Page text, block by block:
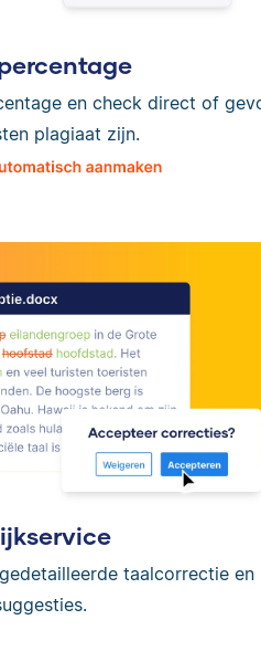
en check direct of
plagiaat zijn.
taalcorrectie en